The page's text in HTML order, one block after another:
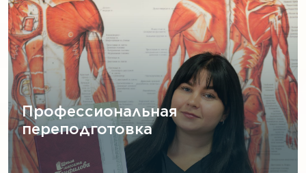
Профессиональная
переподготовка